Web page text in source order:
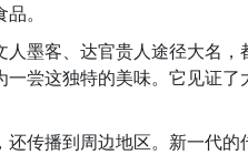
。
墨客、达官贵人途径大名
尝这独特的美味。它见证
传播到周边地区。新一代